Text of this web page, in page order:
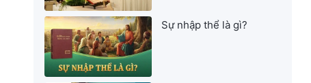
Sự nhập thể là gì?